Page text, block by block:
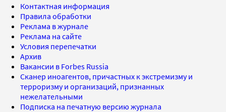
Контактная информация
Правила обработки
Реклама в журнале
Реклама на сайте
Условия перепечатки
Архив
Вакансии в Forbes Russia
Сканер иноагентов, причастных к экстремизму и
терроризму и организаций, признанных
нежелательными
Подписка на печатную версию журнала